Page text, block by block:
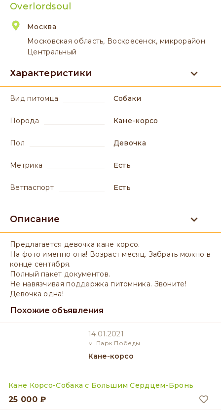
Overlordsoul
Москва
Московская область, Воскресенск, микрорайон
Центральный
Характеристики
вид питомца Собаки
порода Кане-корсо
пол девочка
метрика есть
ветпаспорт есть
Описание
Предлагается девочка кане корсо.
На фото именно она! Возраст месяц. Забрать можно в
конце сентября.
Полный пакет документов.
Не навязчивая поддержка питомника. Звоните!
Девочка одна!
Похожие объявления
14.01.2021
м. Парк Победы
Кане-корсо
Кане Корсо-Собака с Большим Сердцем-Бронь
25 000 ₽